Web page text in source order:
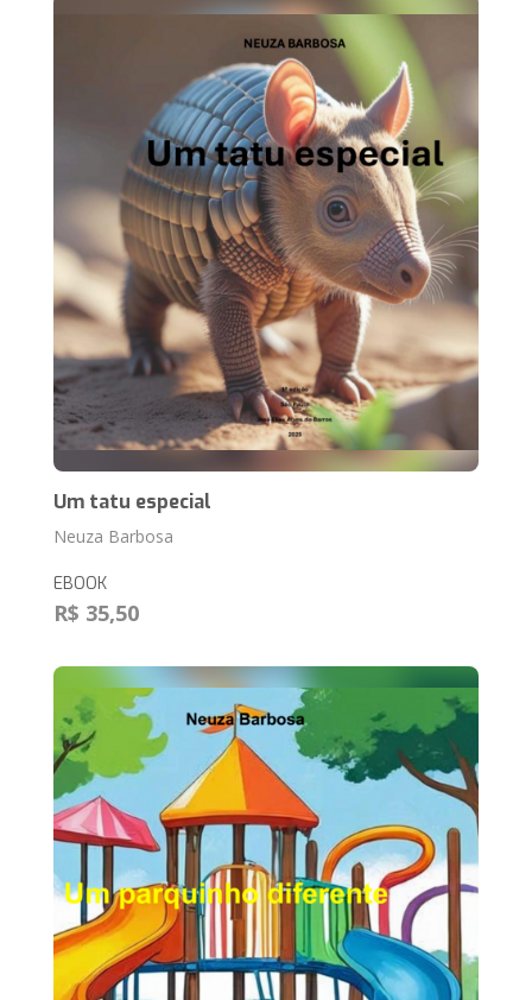
Um tatu especial
Neuza Barbosa
EBOOK
R$ 35,50